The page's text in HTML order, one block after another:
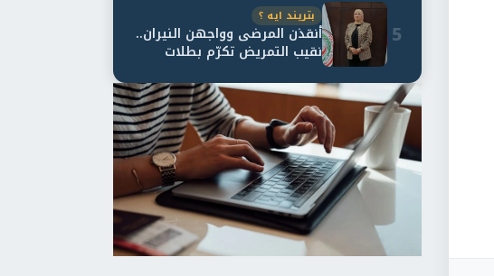
5
بتريند ايه ؟
أنقذن المرضى وواجهن النيران..
نقيب التمريض تكرّم بطلات
مستشفى أور...